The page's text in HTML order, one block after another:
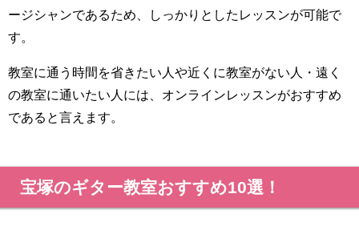
ージシャンであるため、しっかりとしたレッスンが可能で
す。
教室に通う時間を省きたい人や近くに教室がない人・遠く
の教室に通いたい人には、オンラインレッスンがおすすめ
であると言えます。
宝塚のギター教室おすすめ10選！